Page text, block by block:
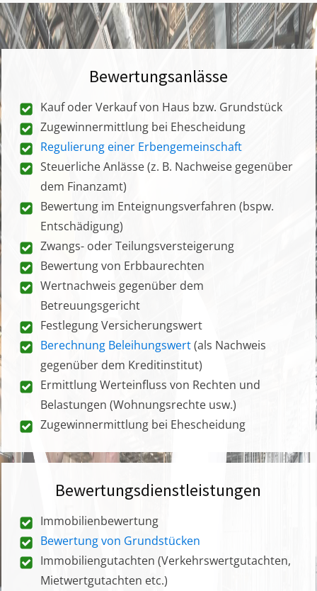
Bewertungsanlässe
Kauf oder Verkauf von Haus bzw. Grundstück
Zugewinnermittlung bei Ehescheidung
Regulierung einer Erbengemeinschaft
Steuerliche Anlässe (z. B. Nachweise gegenüber
dem Finanzamt)
Bewertung im Enteignungsverfahren (bspw.
Entschädigung)
Zwangs- oder Teilungsversteigerung
Bewertung von Erbbaurechten
Wertnachweis gegenüber dem
Betreuungsgericht
Festlegung Versicherungswert
Berechnung Beleihungswert(als Nachweis
gegenüber dem Kreditinstitut)
Ermittlung Werteinfluss von Rechten und
Belastungen (Wohnungsrechte usw.)
Zugewinnermittlung bei Ehescheidung
Bewertungsdienstleistungen
Immobilienbewertung
Bewertung von Grundstücken
Immobiliengutachten (Verkehrswertgutachten,
Mietwertgutachten etc.)